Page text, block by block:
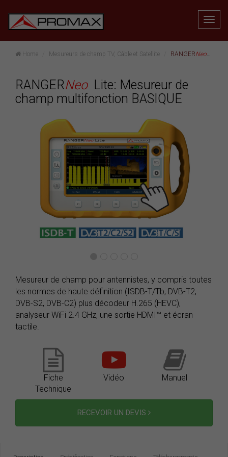
Home Mesureurs de champ TV, Câble et Satellite RANGERNeo Lite:
RANGERNeo Lite: Mesureur de
champ multifonction BASIQUE
Mesureur de champ pour antennistes, y compris toutes
les normes de haute définition (ISDB-T/Tb, DVB-T2,
DVB-S2, DVB-C2) plus décodeur H.265 (HEVC),
analyseur WiFi 2.4 GHz, une sortie HDMI™ et écran
tactile.
Fiche
Technique
Vidéo Manuel
RECEVOIR UN DEVIS